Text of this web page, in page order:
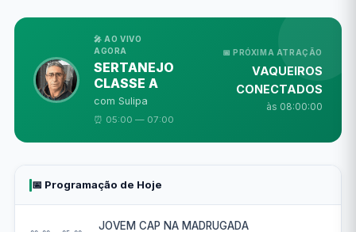
🎤 AO VIVO
AGORA
SERTANEJO
CLASSE A
com Sulipa
⏰ 05:00 — 07:00
📅 PRÓXIMA ATRAÇÃO
VAQUEIROS
CONECTADOS
às 08:00:00
📅 Programação de Hoje
JOVEM CAP NA MADRUGADA